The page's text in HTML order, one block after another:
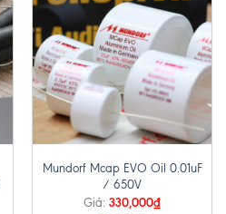
Mundorf Mcap EVO Oil 0.01uF
/ 650V
Giá: 330,000₫